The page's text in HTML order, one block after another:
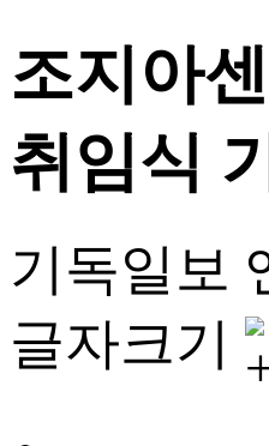
조지아
취임식
기독일보
글자크기